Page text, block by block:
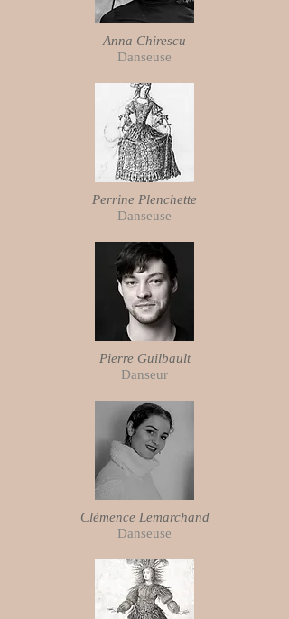
Anna Chirescu
Danseuse
Perrine Plenchette
Danseuse
Pierre Guilbault
Danseur
Clémence Lemarchand
Danseuse